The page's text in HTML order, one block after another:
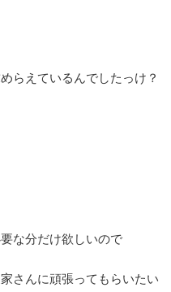
らえているんでしたっけ？
な分だけ欲しいので
さんに頑張ってもらいたい